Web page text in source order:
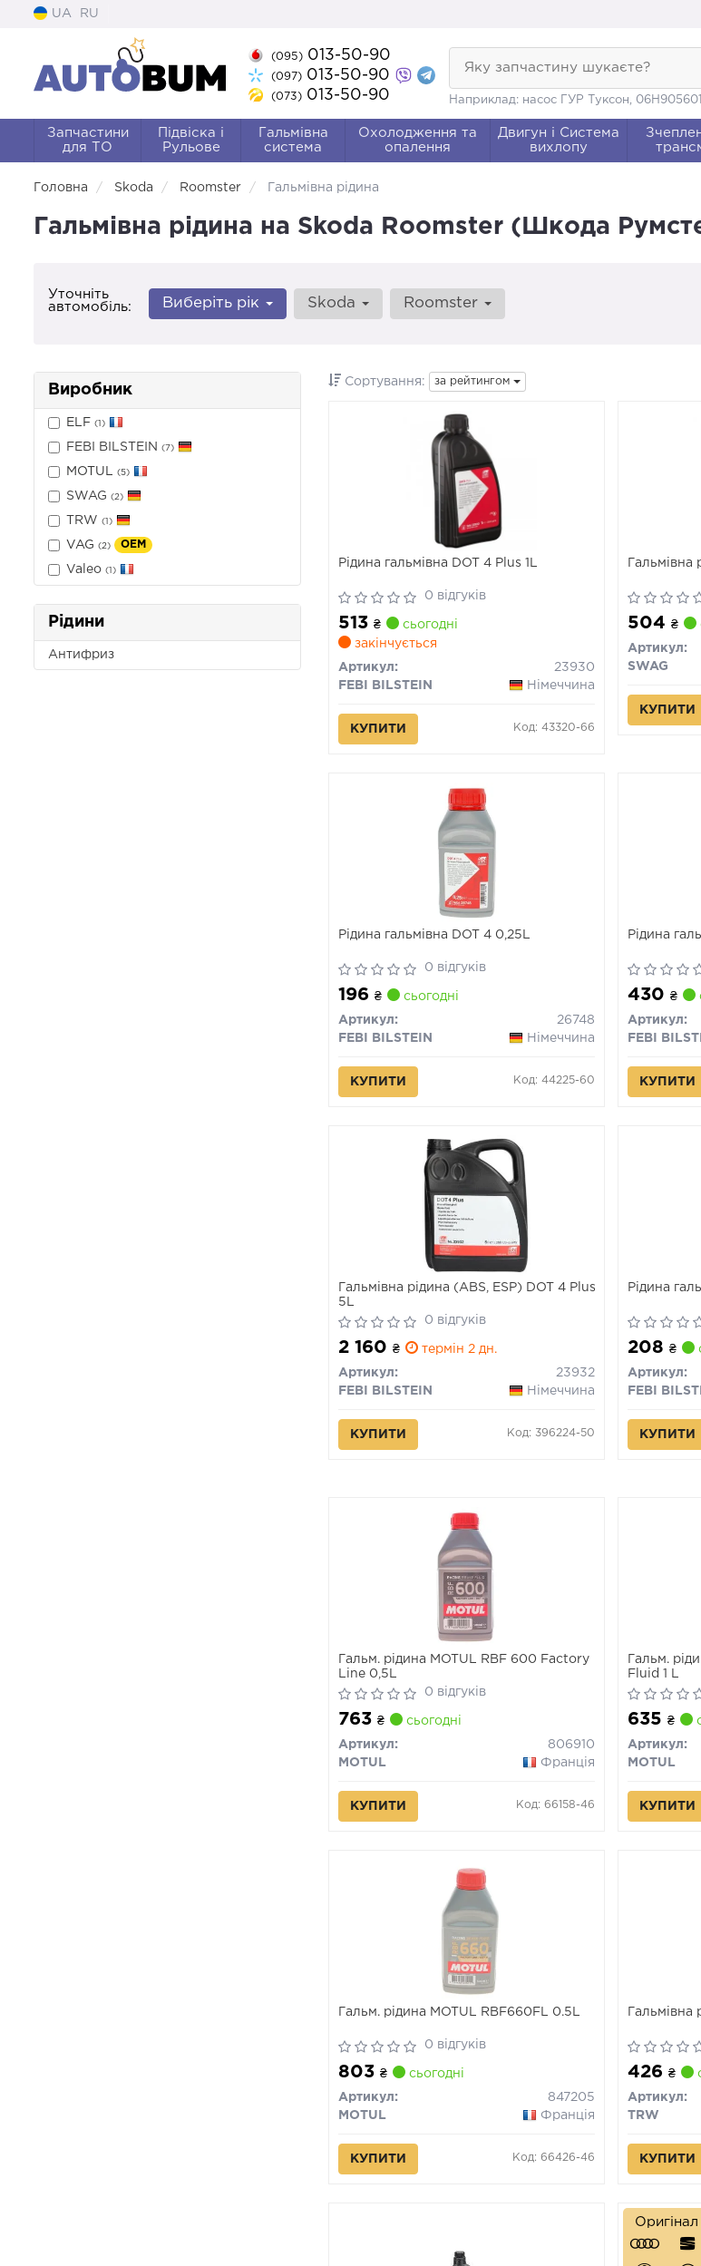
UA RU
(095)013-50-90
(097)013-50-90
(073)013-50-90
Яку запчастину шукаєте?
Наприклад: насос ГУР Туксон,
Запчастини
для ТО
Підвіска і
Рульове
Гальмівна
система
Охолодження та
опалення
Двигун і Система
вихлопу
Головна Skoda Roomster Гальмівна рідина
Гальмівна рідина на Skoda Roomster (Шкода
Уточніть
автомобіль:
Виберіть рік Skoda Roomster
Виробник
ELF (1)
FEBI BILSTEIN (7)
MOTUL (5)
SWAG (2)
TRW (1)
VAG (2) OEM
Valeo (1)
Рідини
Антифриз
Сортування: за рейтингом
Рідина гальмівна DOT 4 Plus 1L
0 відгуків
513 ₴
сьогодні
закінчується
Артикул:
23930
FEBI BILSTEIN
Німеччина
КУПИТИ Код: 43320-66
Гальмівна
504₴
Артикул:
SWAG
КУПИТИ
Рідина гальмівна DOT 4 0,25L
0 відгуків
196 ₴ сьогодні
Артикул:
26748
FEBI BILSTEIN
Німеччина
КУПИТИ Код: 44225-60
Рідина
430₴
Артикул:
FEBI
КУПИТИ
Гальмівна рідина (ABS, ESP) DOT 4 Plus
5L
0 відгуків
2 160 ₴ термін 2 дн.
Артикул:
23932
FEBI BILSTEIN
Німеччина
КУПИТИ Код: 396224-50
Рідина
208₴
Артикул:
FEBI
КУПИТИ
Гальм. рідина MOTUL RBF 600 Factory
Line 0,5L
0 відгуків
763 ₴ сьогодні
Артикул:
806910
MOTUL
Франція
КУПИТИ Код: 66158-46
Гальм.
Fluid 1 L
635₴
Артикул:
MOTUL
КУПИТИ
Гальм. рідина MOTUL RBF660FL 0.5L
0 відгуків
803 ₴ сьогодні
Артикул:
847205
MOTUL
Франція
КУПИТИ Код: 66426-46
Гальмівна
426₴
Артикул:
TRW
КУПИТИ
Оригінал